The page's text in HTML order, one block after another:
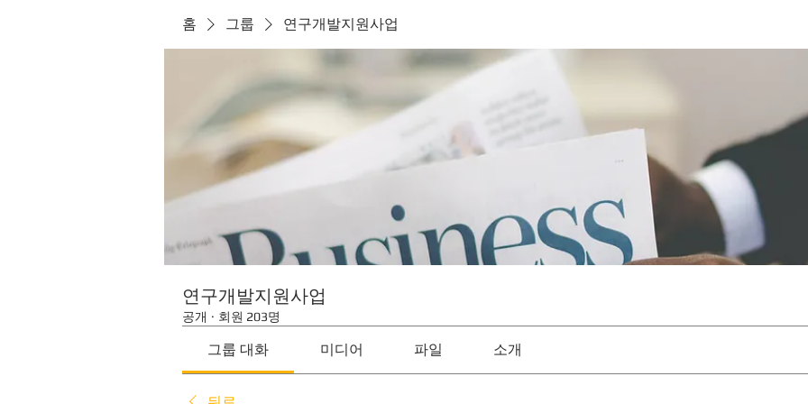
홈 그룹 연구개발지원사업
연구개발지원사업
공개 · 회원 203명
그룹 대화 미디어 파일 소개